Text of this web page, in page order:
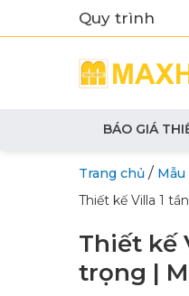
Quy trình
BÁO GIÁ
Trang chủ /
Thiết kế Villa 1
Thiết kế
trọng |